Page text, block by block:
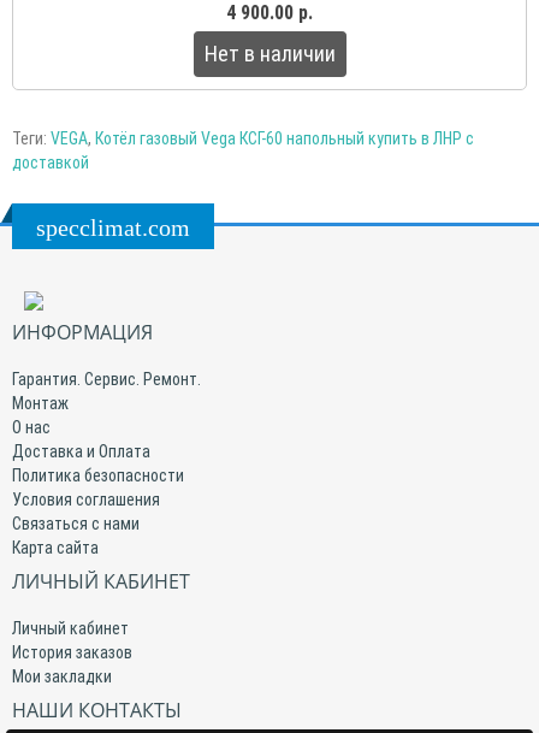
4 900.00 р.
Нет в наличии
Теги: VEGA, Котёл газовый Vega КСГ-60 напольный купить в ЛНР с
доставкой
specclimat.com
ИНФОРМАЦИЯ
Гарантия. Сервис. Ремонт.
Монтаж
О нас
Доставка и Оплата
Политика безопасности
Условия соглашения
Связаться с нами
Карта сайта
ЛИЧНЫЙ КАБИНЕТ
Личный кабинет
История заказов
Мои закладки
НАШИ КОНТАКТЫ